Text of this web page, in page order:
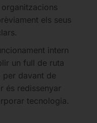
els seus
intern
un full de ruta
davant de
és redissenyar
tecnologia.